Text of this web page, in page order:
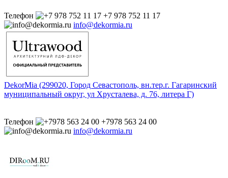
Телефон
+7 978 752 11 17
info@dekormia.ru
DekorMia (299020, Город Севастополь, вн.тер.г. Гагаринский
муниципальный округ, ул Хрусталева, д. 76, литера Г)
Телефон
+7978 563 24 00
info@dekormia.ru